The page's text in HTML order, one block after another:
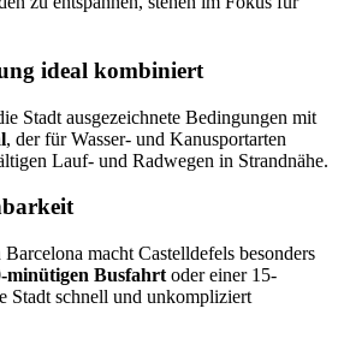
ideal kombiniert
Stadt ausgezeichnete Bedingungen mit
, der für Wasser- und Kanusportarten
Lauf- und Radwegen in Strandnähe.
macht Castelldefels besonders
minütigen Busfahrt oder einer 15-
Stadt schnell und unkompliziert